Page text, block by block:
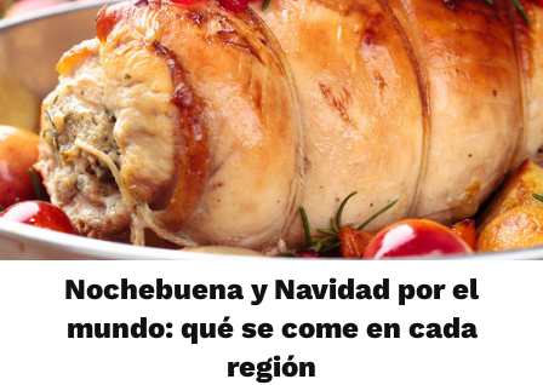
Nochebuena y Navidad por el
mundo: qué se come en cada
región